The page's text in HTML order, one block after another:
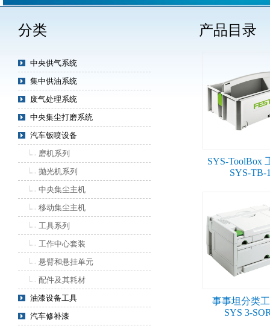
产品目录
SYS-ToolBox
SYS-TB-
事事坦分类
SYS 3-
分类
中央供气系统
集中供油系统
废气处理系统
中央集尘打磨系统
汽车钣喷设备
磨机系列
抛光机系列
中央集尘主机
移动集尘主机
工具系列
工作中心套装
悬臂和悬挂单元
配件及其耗材
油漆设备工具
汽车修补漆